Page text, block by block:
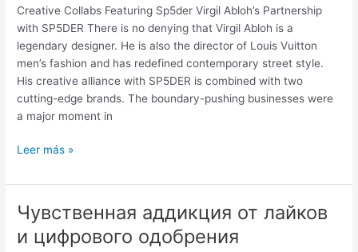
Creative Collabs Featuring Sp5der Virgil Abloh’s Partnership
with SP5DER There is no denying that Virgil Abloh is a
legendary designer. He is also the director of Louis Vuitton
men’s fashion and has redefined contemporary street style.
His creative alliance with SP5DER is combined with two
cutting-edge brands. The boundary-pushing businesses were
a major moment in
just
added
today
Leer más »
Чувственная аддикция от лайков
и цифрового одобрения
Чувственная
аддикция
от